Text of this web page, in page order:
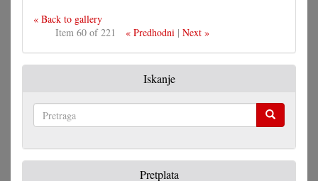
« Back to gallery
Item 60 of 221
« Predhodni| Next »
Iskanje
Pretplata